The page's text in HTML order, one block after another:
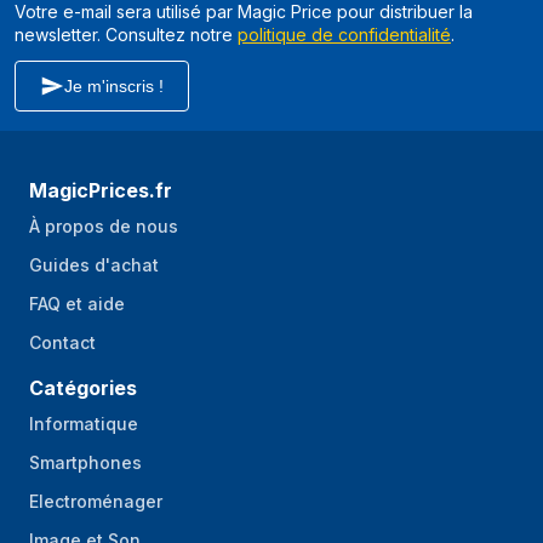
USB 2.0
de type A USB 3.2
Interface commune
Puissance
Consommation
électrique typique
Consommation
Votre e-mail sera utilisé par Magic Price pour distribuer la
newsletter. Consultez notre politique de confidentialité.
Je m'inscris !
MagicPrices.fr
À propos de nous
Guides d'achat
FAQ et aide
Contact
Catégories
Informatique
Smartphones
Electroménager